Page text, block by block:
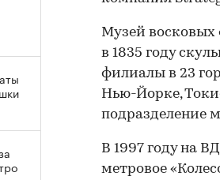
Музей восковых
в 1835 году
филиалы в 23
Нью-Йорке,
подразделение
В 1997 году на
метровое